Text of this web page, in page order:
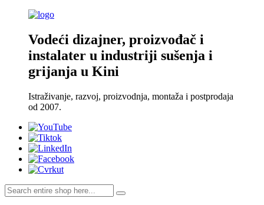
Vodeći dizajner, proizvođač i
instalater u industriji sušenja i
grijanja u Kini
Istraživanje, razvoj, proizvodnja, montaža i postprodaja
od 2007.